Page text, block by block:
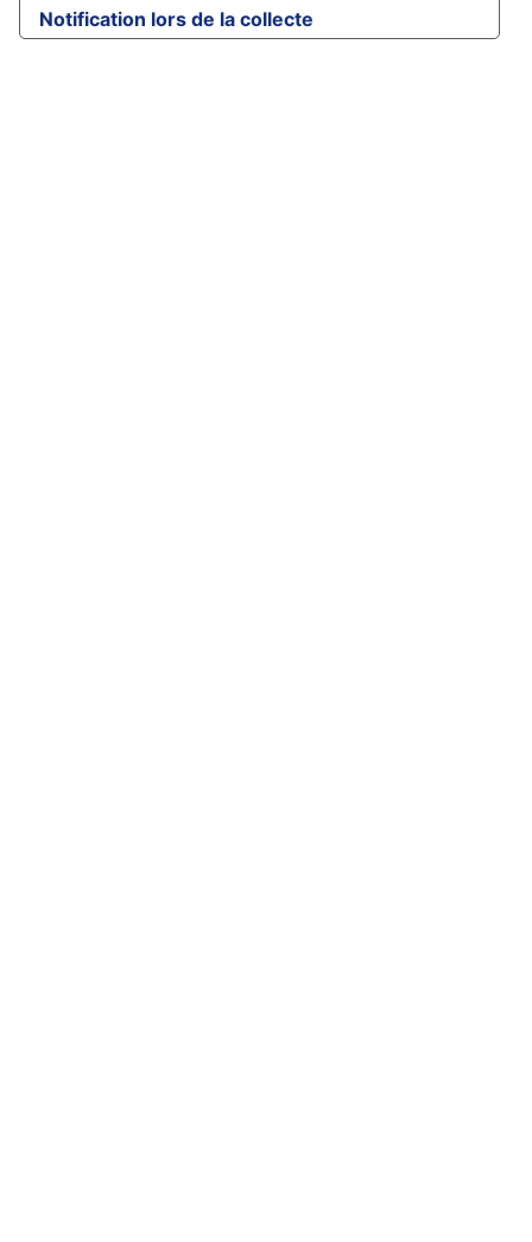
Notification lors de la collecte